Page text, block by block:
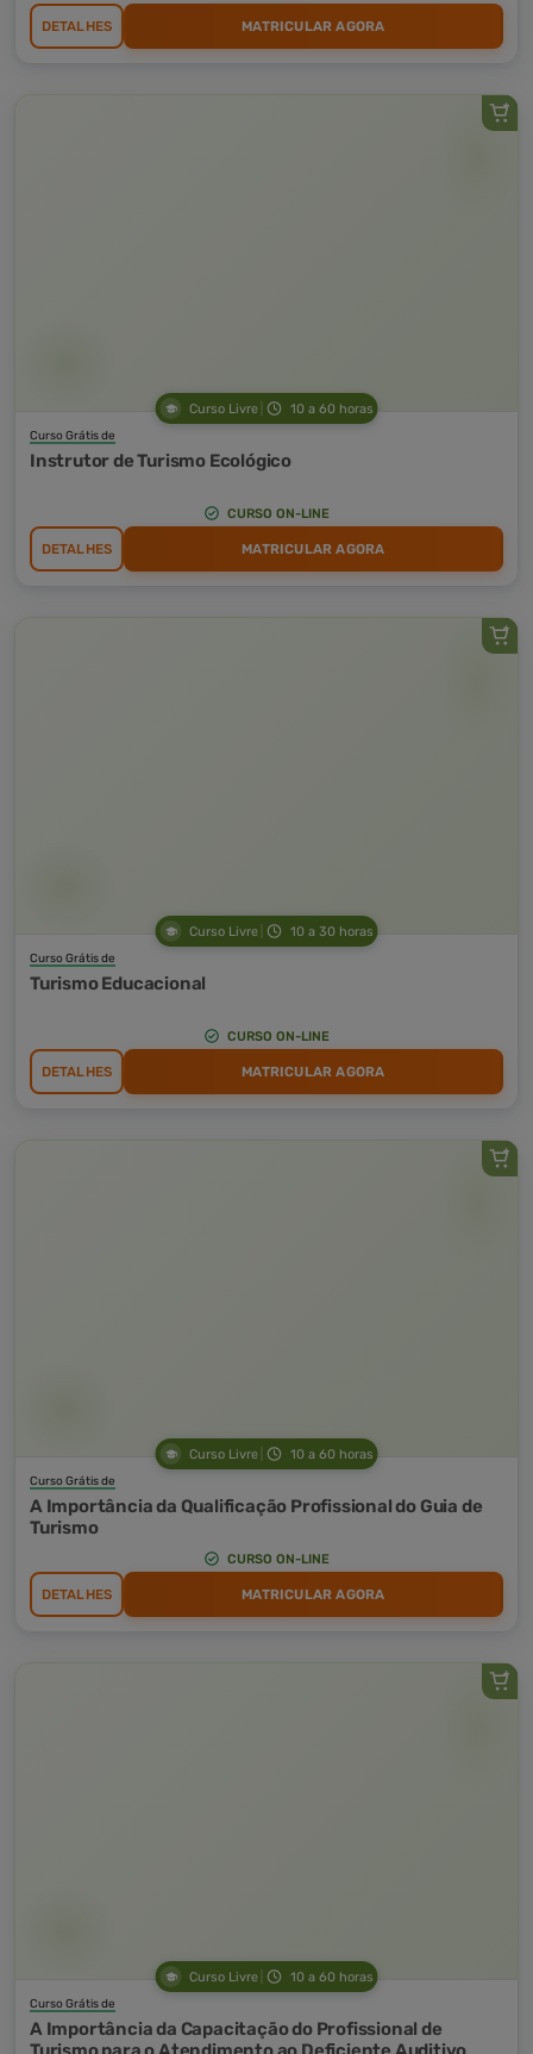
DETALHES MATRICULAR AGORA
Curso Livre 10 a 60 horas
Curso Grátis de
Instrutor de Turismo Ecológico
CURSO ON-LINE
DETALHES MATRICULAR AGORA
Curso Livre 10 a 30 horas
Curso Grátis de
Turismo Educacional
CURSO ON-LINE
DETALHES MATRICULAR AGORA
Curso Livre 10 a 60 horas
Curso Grátis de
A Importância da Qualificação Profissional do Guia de
Turismo
CURSO ON-LINE
DETALHES MATRICULAR AGORA
Curso Livre 10 a 60 horas
Curso Grátis de
A Importância da Capacitação do Profissional de